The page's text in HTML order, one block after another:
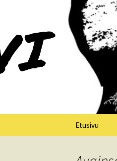
XV
Etusivu